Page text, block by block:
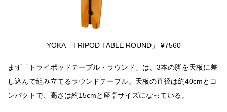
YOKA「TRIPOD TABLE ROUND」 ¥7560
まず「トライポッドテーブル・ラウンド」は、3本の脚を天板に差
し込んで組み立てるラウンドテーブル。天板の直径は約40cmとコ
ンパクトで、高さは約15cmと座卓サイズになっている。